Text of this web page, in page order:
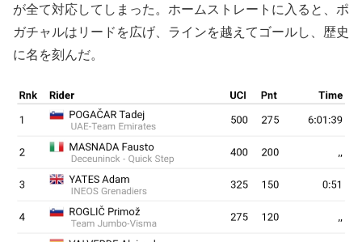
が全て対応してしまった。ホームストレートに入ると、ポ
ガチャルはリードを広げ、ラインを越えてゴールし、歴史
に名を刻んだ。